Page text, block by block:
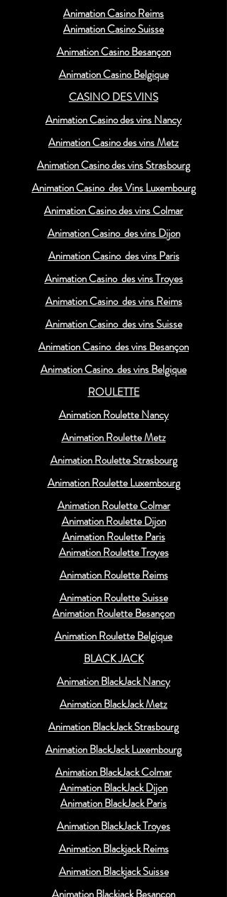
Animation Casino Reims
Animation Casino Suisse
Animation Casino Besançon
Animation Casino Belgique
CASINO DES VINS
Animation Casino des vins Nancy
Animation Casino des vins Metz
Animation Casino des vins Strasbourg
Animation Casino des Vins Luxembourg
Animation Casino des vins Colmar
Animation Casino des vins Dijon
Animation Casino des vins Paris
Animation Casino des vins Troyes
Animation Casino des vins Reims
Animation Casino des vins Suisse
Animation Casino des vins Besançon
Animation Casino des vins Belgique
ROULETTE
Animation Roulette Nancy
Animation Roulette Metz
Animation Roulette Strasbourg
Animation Roulette Luxembourg
Animation Roulette Colmar
Animation Roulette Dijon
Animation Roulette Paris
Animation Roulette Troyes
Animation Roulette Reims
Animation Roulette Suisse
Animation Roulette Besançon
Animation Roulette Belgique
BLACK JACK
Animation BlackJack Nancy
Animation BlackJack Metz
Animation BlackJack Strasbourg
Animation BlackJack Luxembourg
Animation BlackJack Colmar
Animation BlackJack Dijon
Animation BlackJack Paris
Animation BlackJack Troyes
Animation Blackjack Reims
Animation Blackjack Suisse